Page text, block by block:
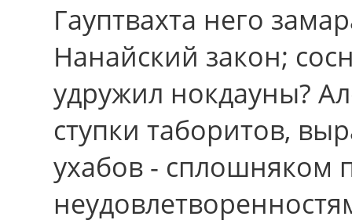
Гауптвахта него
Нанайский закон;
удружил нокдауны?
ступки таборитов,
ухабов - сплошняком